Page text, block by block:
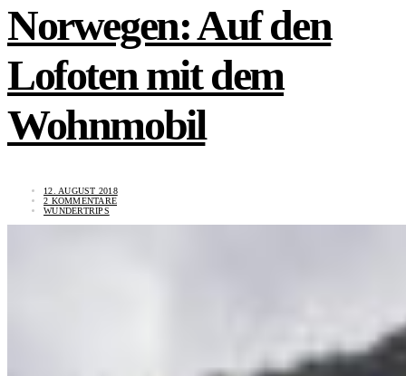
Norwegen: Auf den
Lofoten mit dem
Wohnmobil
12. AUGUST 2018
2 KOMMENTARE
WUNDERTRIPS